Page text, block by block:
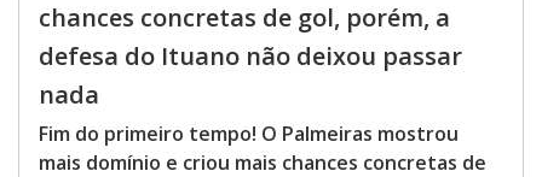
chances concretas de gol, porém, a
defesa do Ituano não deixou passar
nada
Fim do primeiro tempo! O Palmeiras mostrou
mais domínio e criou mais chances concretas de